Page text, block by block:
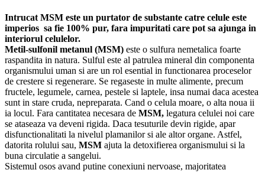
Intrucat MSM este un purtator de substante catre celule este
imperios sa fie 100% pur, fara impuritati care pot sa ajunga in
interiorul celulelor.
Metil-sulfonil metanul (MSM) este o sulfura nemetalica foarte
raspandita in natura. Sulful este al patrulea mineral din componenta
organismului uman si are un rol esential in functionarea proceselor
de crestere si regenerare. Se regaseste in multe alimente, precum
fructele, legumele, carnea, pestele si laptele, insa numai daca acestea
sunt in stare cruda, nepreparata. Cand o celula moare, o alta noua ii
ia locul. Fara cantitatea necesara de MSM, legatura celulei noi care
se ataseaza va deveni rigida. Daca tesuturile devin rigide, apar
disfunctionalitati la nivelul plamanilor si ale altor organe. Astfel,
datorita rolului sau, MSM ajuta la detoxifierea organismului si la
buna circulatie a sangelui.
Sistemul osos avand putine conexiuni nervoase, majoritatea